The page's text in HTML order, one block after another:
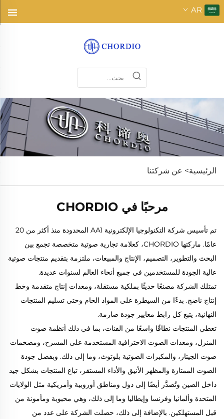
AR
الرئيسية> عن شركتنا
مرحبًا في CHORDIO
تم تأسيس شركة التكنولوجيا الإلكترونية AA1 المحدودة منذ أكثر من 20
عامًا.
ماركتها CHORDIO، كعلامة تجارية صوتية متخصصة تجمع بين
البحث والتطوير، التصميم، الإنتاج والمبيعات، ملتزمة بتقديم منتجات صوتية
عالية الجودة للمستخدمين في جميع أنحاء العالم لسنوات عديدة.
تمتلك الشركة مصنعًا حديثًا بملكية مستقلة، ومعدات إنتاج متقدمة وخط
إنتاج ناضج. بدءًا من السيطرة على المواد الخام وحتى تسليم المنتجات
النهائية، يتبع كل رابط معايير جودة صارمة.
تغطي المنتجات نطاقًا واسعًا من الفئات، بما في ذلك أنظمة صوت
المنزل، ومعدات الصوت الاحترافية المستخدمة على المسرح، ومضخمات
صوت الجيتار، والمكبرات الصوتية بلوتوث، وما إلى ذلك. وبفضل جودة
الصوت الممتازة والمظهر الأنيق والأداء المستقر، تباع المنتجات بشكل جيد
داخل الصين وتُصدَّر أيضًا إلى دول ومناطق أوروبية وأمريكية مثل الولايات
المتحدة وألمانيا وفرنسا وإيطاليا وما إلى ذلك، وهي محبوبة ومأمونة من
قبل المستهلكين. بالإضافة إلى ذلك، حصلت الشركة على عدد من